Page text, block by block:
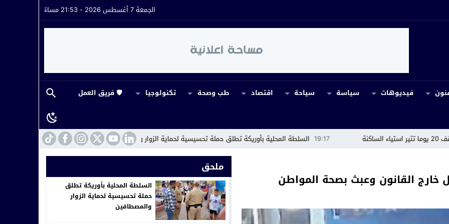
الجمعة 7 أغسطس 2026 - 21:53 مساءً
فيديوهات سياسة سياحة اقتصاد طب وصحة تكنولوجيا 🛡️ فريق العمل
19:17 السلطة المحلية بأوريكة تطلق حملة تحسيسية لحماية الزوار والمصطافين 19:02 المديرية الإقليمية للتربية الوطنية بآسفي تبرمج
خارج القانون وعبث بصحة المواطن
ملحق
السلطة المحلية بأوريكة تطلق
حملة تحسيسية لحماية الزوار
والمصطافين